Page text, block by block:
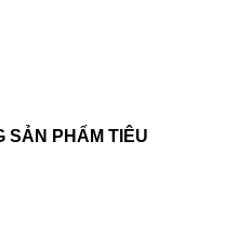
SẢN PHẨM TIÊU